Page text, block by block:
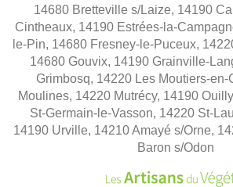
14680 Bretteville s/Laize, 14190
Cintheaux, 14190 Estrées-la-
le-Pin, 14680 Fresney-le-Puceux,
14680 Gouvix, 14190 Grainville-
Grimbosq, 14220 Les Moutiers-
Moulines, 14220 Mutrécy, 14190
St-Germain-le-Vasson, 14220 St-
14190 Urville, 14210 Amayé s/Orne,
Baron s/Odon